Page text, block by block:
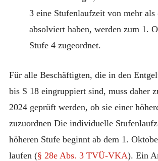
3 eine Stufenlaufzeit von mehr als
absolviert haben, werden zum 1.
Stufe 4 zugeordnet.
Für alle Beschäftigten, die in den
bis S 18 eingruppiert sind, muss daher
2024 geprüft werden, ob sie einer
zuzuordnen Die individuelle
höheren Stufe beginnt ab dem 1.
laufen (§ 28e Abs. 3 TVÜ-VKA). Ein